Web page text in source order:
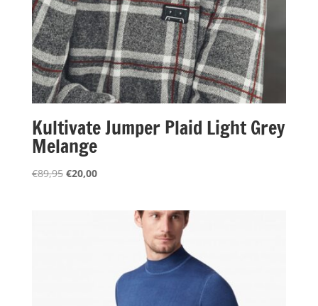
Kultivate Jumper Plaid Light Grey
Melange
€89,95 Oorspronkelijke
€20,00Huidige